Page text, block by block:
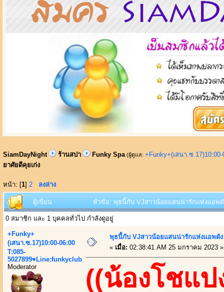
SiamDayNight ร้านสปา Funky Spa (ผู้ดูแล: +Funky+(เสนา.ซ
ยาศัยดีคุยเก่ง
หน้า: [1] 2 ลงล่าง
ผู้เขียน หัวข้อ: พุธนี้กับ VJสาวน้อยแสนน่ารักแห่งแอพดั
0 สมาชิก และ 1 บุคคลทั่วไป กำลังดูอยู่
+Funky+
(เสนา.ซ.17)10:00-06:00
T:085-
5027899♥Line:funkyclub
Moderator
พุธนี้กับ VJสาวน้อยแสนน่ารักแห่งแอพดัง
« เมื่อ: 02:38:41 AM 25 มกราคม 2023 »
((น้องโชแป